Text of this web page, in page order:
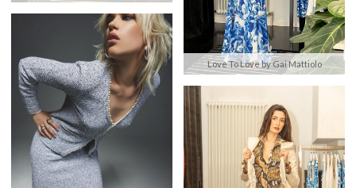
Love To Love by Gai Mattiolo